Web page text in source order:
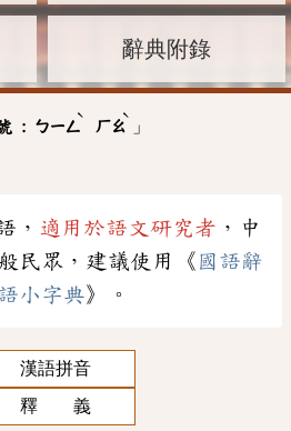
辭典附錄
: ㄅㄧㄥ
ˋ
ㄏㄠ
ˋ
」
， 適用於語文研究者 ，中
民眾，建議使用《 國語辭
小字典》。
漢語拼音
釋 義